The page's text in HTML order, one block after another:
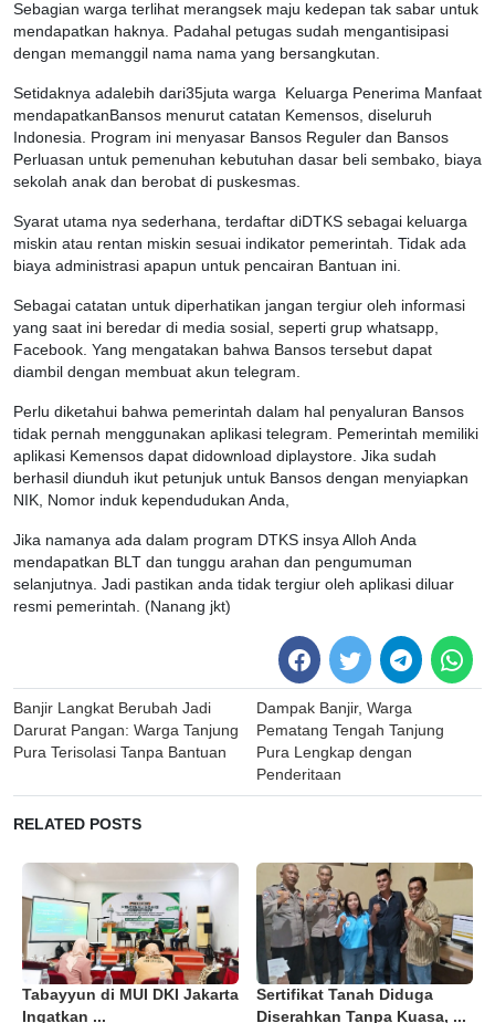
Sebagian warga terlihat merangsek maju kedepan tak sabar untuk
mendapatkan haknya. Padahal petugas sudah mengantisipasi
dengan memanggil nama nama yang bersangkutan.
Setidaknya adalebih dari35juta warga Keluarga Penerima Manfaat
mendapatkanBansos menurut catatan Kemensos, diseluruh
Indonesia. Program ini menyasar Bansos Reguler dan Bansos
Perluasan untuk pemenuhan kebutuhan dasar beli sembako, biaya
sekolah anak dan berobat di puskesmas.
Syarat utama nya sederhana, terdaftar diDTKS sebagai keluarga
miskin atau rentan miskin sesuai indikator pemerintah. Tidak ada
biaya administrasi apapun untuk pencairan Bantuan ini.
Sebagai catatan untuk diperhatikan jangan tergiur oleh informasi
yang saat ini beredar di media sosial, seperti grup whatsapp,
Facebook. Yang mengatakan bahwa Bansos tersebut dapat
diambil dengan membuat akun telegram.
Perlu diketahui bahwa pemerintah dalam hal penyaluran Bansos
tidak pernah menggunakan aplikasi telegram. Pemerintah memiliki
aplikasi Kemensos dapat didownload diplaystore. Jika sudah
berhasil diunduh ikut petunjuk untuk Bansos dengan menyiapkan
NIK, Nomor induk kependudukan Anda,
Jika namanya ada dalam program DTKS insya Alloh Anda
mendapatkan BLT dan tunggu arahan dan pengumuman
selanjutnya. Jadi pastikan anda tidak tergiur oleh aplikasi diluar
resmi pemerintah. (Nanang jkt)
Post
navigation
Banjir Langkat Berubah Jadi
Darurat Pangan: Warga Tanjung
Pura Terisolasi Tanpa Bantuan
Dampak Banjir, Warga
Pematang Tengah Tanjung
Pura Lengkap dengan
Penderitaan
RELATED POSTS
Tabayyun di MUI DKI Jakarta
Ingatkan ...
Sertifikat Tanah Diduga
Diserahkan Tanpa Kuasa, ...